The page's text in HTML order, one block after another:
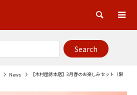
News
【木村屋總本店】3月春のお楽しみセット（限